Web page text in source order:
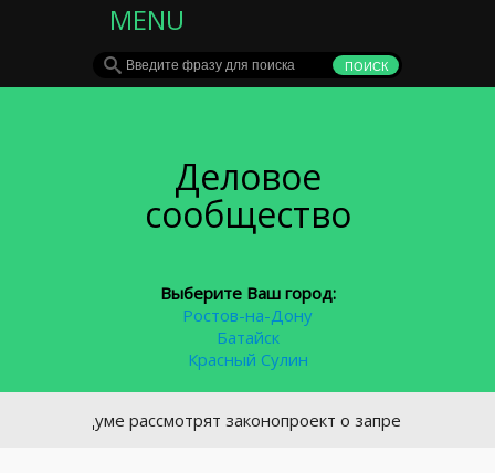
MENU
Деловое
сообщество
Выберите Ваш город:
Ростов-на-Дону
Батайск
Красный Сулин
Госдуме рассмотрят законопроект о запрете курения у